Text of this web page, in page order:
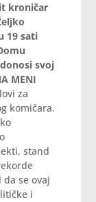
kroničar
19 sati
svoj
MENI
za
komičara.
stand
se ovaj
i